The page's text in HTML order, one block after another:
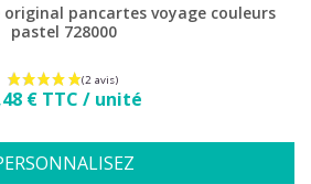
pancartes voyage couleurs
pastel 728000
Prix
€ TTC / unité